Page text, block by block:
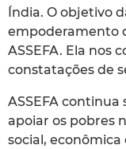
Índia. O objetivo
empoderamento
ASSEFA. Ela nos
constatações de
ASSEFA continua
apoiar os pobres
social, econômica